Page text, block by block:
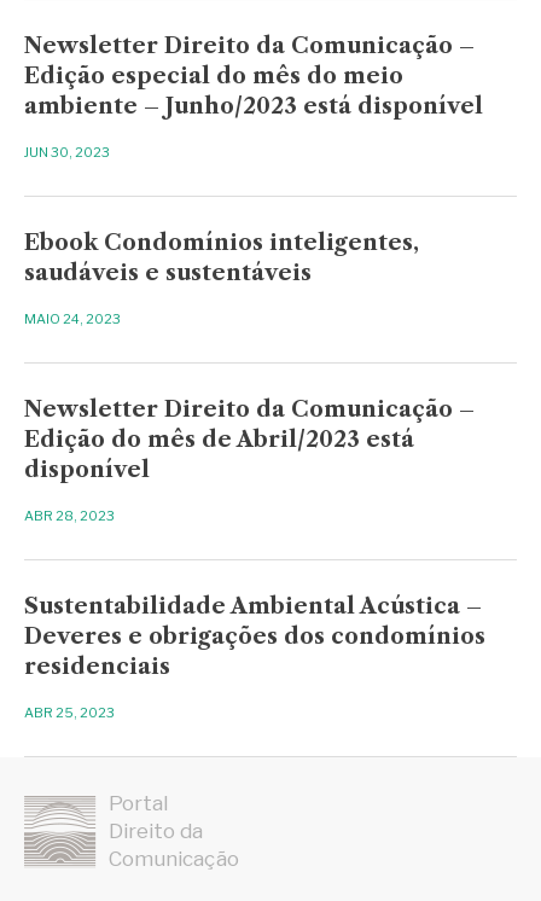
Newsletter Direito da Comunicação –
Edição especial do mês do meio
ambiente – Junho/2023 está disponível
JUN 30, 2023
Ebook Condomínios inteligentes,
saudáveis e sustentáveis
MAIO 24, 2023
Newsletter Direito da Comunicação –
Edição do mês de Abril/2023 está
disponível
ABR 28, 2023
Sustentabilidade Ambiental Acústica –
Deveres e obrigações dos condomínios
residenciais
ABR 25, 2023
Portal
Direito da
Comunicação